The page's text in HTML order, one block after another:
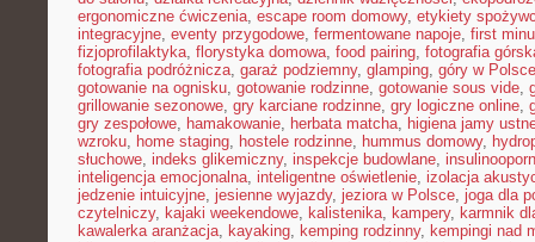
ergonomiczne ćwiczenia, escape room domowy, etykiety
integracyjne, eventy przygodowe, fermentowane napoje, first
fizjoprofilaktyka, florystyka domowa, food pairing, fotografia
fotografia podróżnicza, garaż podziemny, glamping, góry w Polsce
gotowanie na ognisku, gotowanie rodzinne, gotowanie sous vide,
grillowanie sezonowe, gry karciane rodzinne, gry logiczne online,
gry zespołowe, hamakowanie, herbata matcha, higiena jamy
wzroku, home staging, hostele rodzinne, hummus domowy,
słuchowe, indeks glikemiczny, inspekcje budowlane,
inteligencja emocjonalna, inteligentne oświetlenie, izolacja
jedzenie intuicyjne, jesienne wyjazdy, jeziora w Polsce, joga dla
czytelniczy, kajaki weekendowe, kalistenika, kampery, karmnik
kawalerka aranżacja, kayaking, kemping rodzinny, kempingi nad